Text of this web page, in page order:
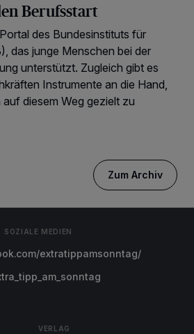
Berufsstart
des Bundesinstituts für
das junge Menschen bei der
unterstützt. Zugleich gibt es
Instrumente an die Hand,
diesem Weg gezielt zu
Zum Archiv
SOZIALE MEDIEN
extratippamsonntag/
VERLAG